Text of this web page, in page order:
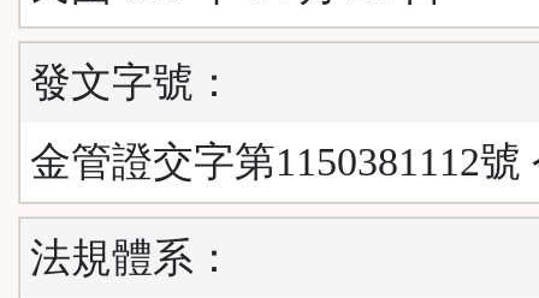
發文字號：
金管證交字第1150381112號
法規體系：